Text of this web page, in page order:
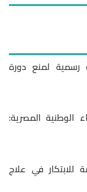
رسمية لمنع دورة
الوطنية المصرية:
في علاج